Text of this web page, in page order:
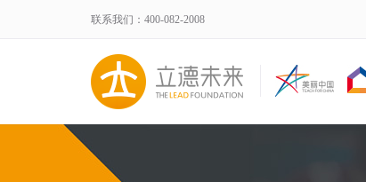
联系我们：400-082-2008